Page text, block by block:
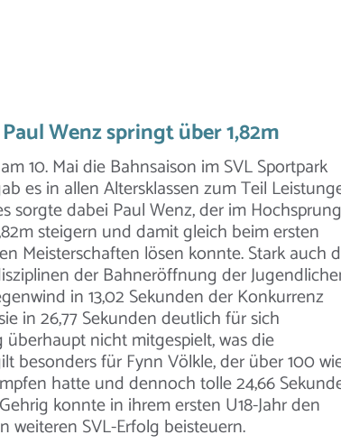
Wenz springt über 1,82m
10. Mai die Bahnsaison im SVL Sportpark
es in allen Altersklassen zum Teil
sorgte dabei Paul Wenz, der im Hochsprung
steigern und damit gleich beim ersten
Meisterschaften lösen konnte. Stark auch
der Bahneröffnung der
in 13,02 Sekunden der Konkurrenz
in 26,77 Sekunden deutlich für sich
nicht mitgespielt, was die
besonders für Fynn Völkle, der über 100
hatte und dennoch tolle 24,66
konnte in ihrem ersten U18-Jahr den
SVL-Erfolg beisteuern.